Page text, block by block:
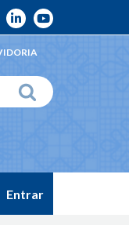
Entrar